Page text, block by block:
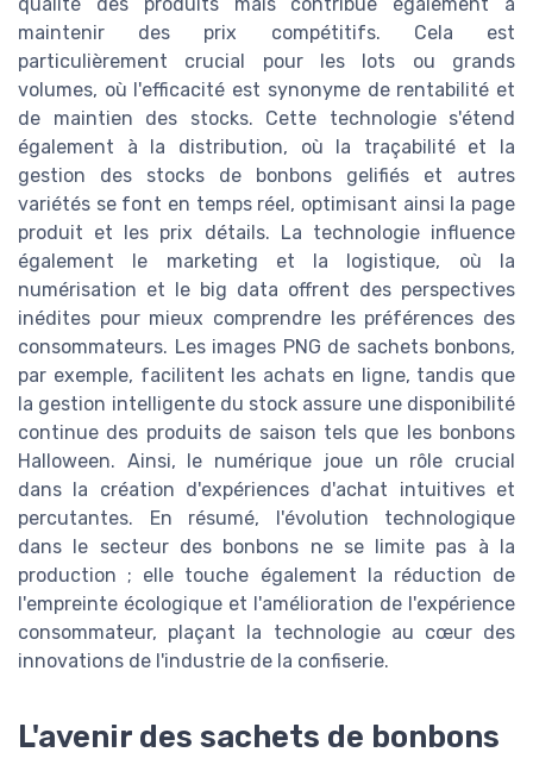
maintenir des prix compétitifs. Cela est
particulièrement crucial pour les lots ou grands
volumes, où l'efficacité est synonyme de rentabilité et
de maintien des stocks. Cette technologie s'étend
également à la distribution, où la traçabilité et la
gestion des stocks de bonbons gelifiés et autres
variétés se font en temps réel, optimisant ainsi la page
produit et les prix détails. La technologie influence
également le marketing et la logistique, où la
numérisation et le big data offrent des perspectives
inédites pour mieux comprendre les préférences des
consommateurs. Les images PNG de sachets bonbons,
par exemple, facilitent les achats en ligne, tandis que
la gestion intelligente du stock assure une disponibilité
continue des produits de saison tels que les bonbons
Halloween. Ainsi, le numérique joue un rôle crucial
dans la création d'expériences d'achat intuitives et
percutantes. En résumé, l'évolution technologique
dans le secteur des bonbons ne se limite pas à la
production ; elle touche également la réduction de
l'empreinte écologique et l'amélioration de l'expérience
consommateur, plaçant la technologie au cœur des
innovations de l'industrie de la confiserie.
L'avenir des sachets de bonbons